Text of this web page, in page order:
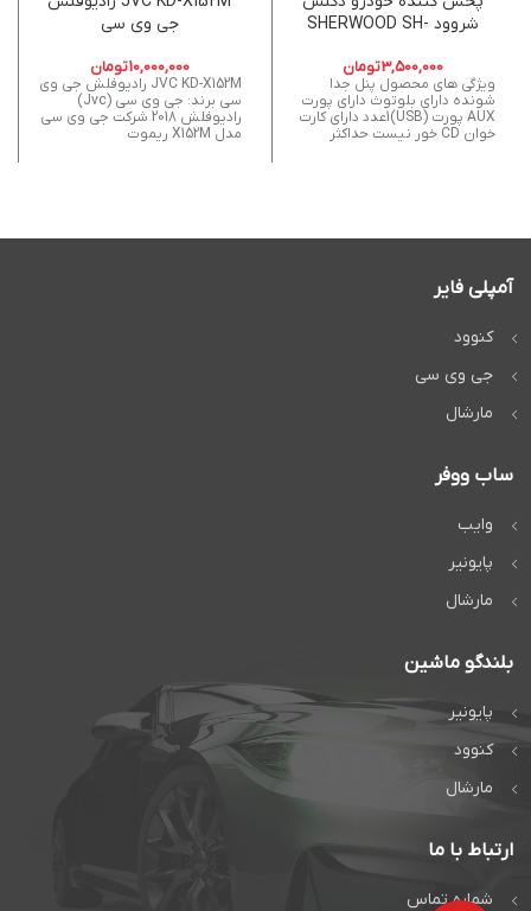
شروود SHERWOOD SH-
3,500,000تومان
ویژگی های محصول پنل جدا
شونده دارای بلوتوث دارای پورت
AUX پورت (USB)1عدد دارای کارت
خوان CD خور نیست حداکثر
جی وی سی
10,000,000تومان
JVC KD-X152M رادیوفلش جی وی
سی برند: جی وی سی (Jvc)
رادیوفلش 2018 شرکت جي وي سي
مدل X152M ریموت
آمپلی فایر
کنوود
جی وی سی
مارشال
ساب ووفر
وایب
پایونیر
مارشال
بلندگو ماشین
پایونیر
کنوود
مارشال
ارتباط با ما
شماره تماس